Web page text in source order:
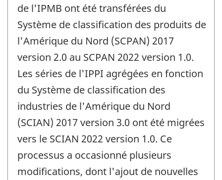
de l'IPMB ont été transférées du
Système de classification des produits de
l'Amérique du Nord (SCPAN) 2017
version 2.0 au SCPAN 2022 version 1.0.
Les séries de l'IPPI agrégées en fonction
du Système de classification des
industries de l'Amérique du Nord
(SCIAN) 2017 version 3.0 ont été migrées
vers le SCIAN 2022 version 1.0. Ce
processus a occasionné plusieurs
modifications, dont l'ajout de nouvelles